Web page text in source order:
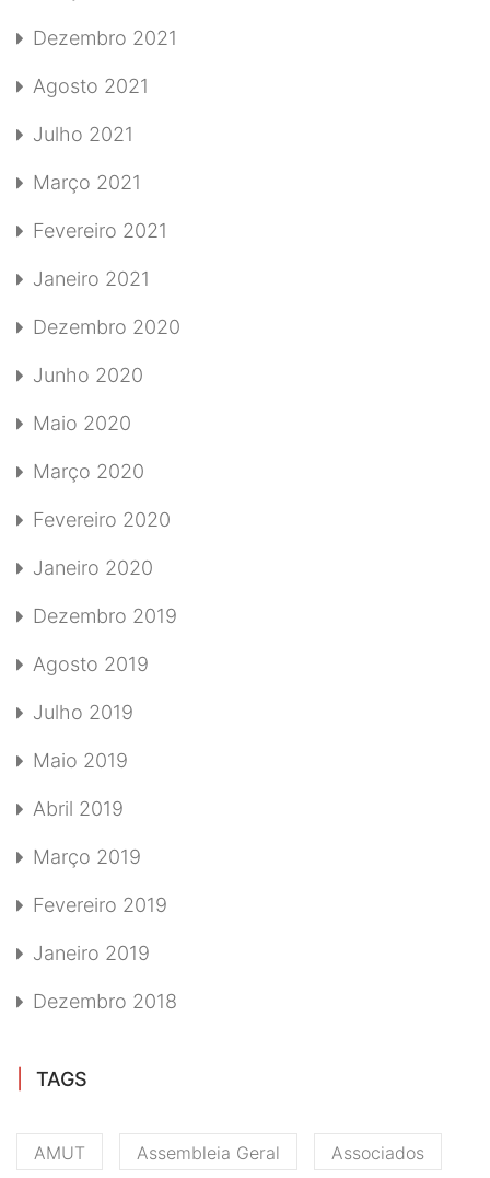
Dezembro 2021
Agosto 2021
Julho 2021
Março 2021
Fevereiro 2021
Janeiro 2021
Dezembro 2020
Junho 2020
Maio 2020
Março 2020
Fevereiro 2020
Janeiro 2020
Dezembro 2019
Agosto 2019
Julho 2019
Maio 2019
Abril 2019
Março 2019
Fevereiro 2019
Janeiro 2019
Dezembro 2018
TAGS
AMUT Assembleia Geral Associados